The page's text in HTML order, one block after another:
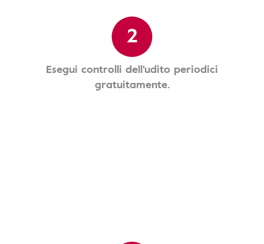
2
Esegui controlli dell'udito periodici
gratuitamente.